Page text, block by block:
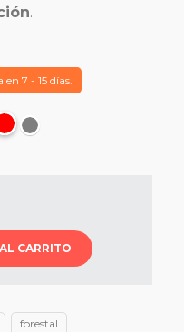
.
7 - 15 días.
CARRITO
forestal